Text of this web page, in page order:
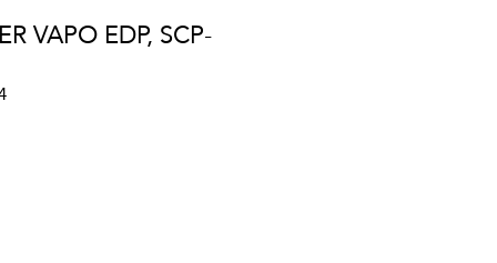
VAPO EDP, SCP-